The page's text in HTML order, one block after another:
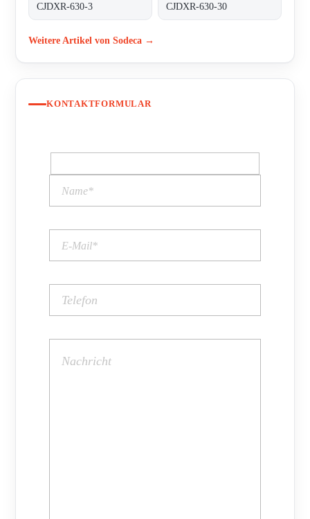
CJDXR-630-3 CJDXR-630-30
Weitere Artikel von Sodeca →
KONTAKTFORMULAR